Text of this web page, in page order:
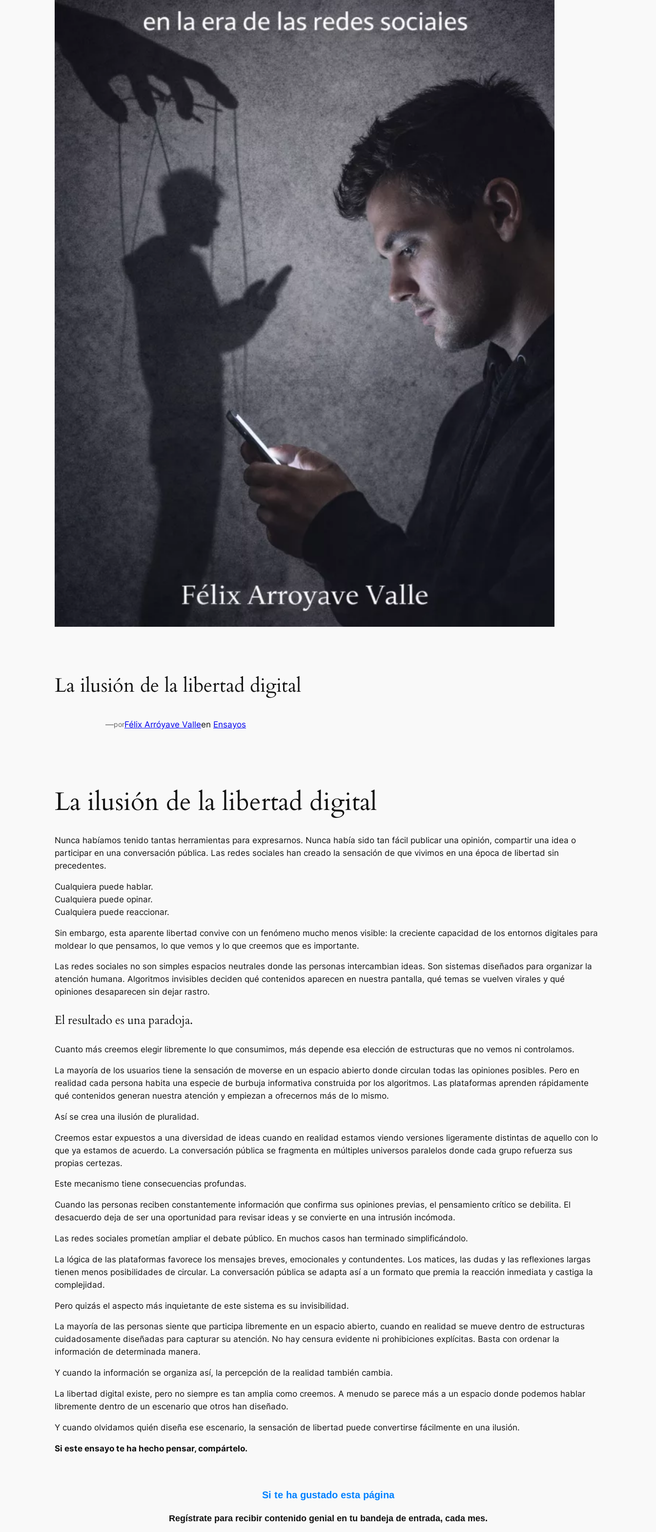
La ilusión de la libertad digital
—porFélix Arróyave Valleen Ensayos
La ilusión de la libertad digital
Nunca habíamos tenido tantas herramientas para expresarnos. Nunca había sido tan fácil publicar una opinión, compartir una idea o
participar en una conversación pública. Las redes sociales han creado la sensación de que vivimos en una época de libertad sin
precedentes.
Cualquiera puede hablar.
Cualquiera puede opinar.
Cualquiera puede reaccionar.
Sin embargo, esta aparente libertad convive con un fenómeno mucho menos visible: la creciente capacidad de los entornos digitales para
moldear lo que pensamos, lo que vemos y lo que creemos que es importante.
Las redes sociales no son simples espacios neutrales donde las personas intercambian ideas. Son sistemas diseñados para organizar la
atención humana. Algoritmos invisibles deciden qué contenidos aparecen en nuestra pantalla, qué temas se vuelven virales y qué
opiniones desaparecen sin dejar rastro.
El resultado es una paradoja.
Cuanto más creemos elegir libremente lo que consumimos, más depende esa elección de estructuras que no vemos ni controlamos.
La mayoría de los usuarios tiene la sensación de moverse en un espacio abierto donde circulan todas las opiniones posibles. Pero en
realidad cada persona habita una especie de burbuja informativa construida por los algoritmos. Las plataformas aprenden rápidamente
qué contenidos generan nuestra atención y empiezan a ofrecernos más de lo mismo.
Así se crea una ilusión de pluralidad.
Creemos estar expuestos a una diversidad de ideas cuando en realidad estamos viendo versiones ligeramente distintas de aquello con lo
que ya estamos de acuerdo. La conversación pública se fragmenta en múltiples universos paralelos donde cada grupo refuerza sus
propias certezas.
Este mecanismo tiene consecuencias profundas.
Cuando las personas reciben constantemente información que confirma sus opiniones previas, el pensamiento crítico se debilita. El
desacuerdo deja de ser una oportunidad para revisar ideas y se convierte en una intrusión incómoda.
Las redes sociales prometían ampliar el debate público. En muchos casos han terminado simplificándolo.
La lógica de las plataformas favorece los mensajes breves, emocionales y contundentes. Los matices, las dudas y las reflexiones largas
tienen menos posibilidades de circular. La conversación pública se adapta así a un formato que premia la reacción inmediata y castiga la
complejidad.
Pero quizás el aspecto más inquietante de este sistema es su invisibilidad.
La mayoría de las personas siente que participa libremente en un espacio abierto, cuando en realidad se mueve dentro de estructuras
cuidadosamente diseñadas para capturar su atención. No hay censura evidente ni prohibiciones explícitas. Basta con ordenar la
información de determinada manera.
Y cuando la información se organiza así, la percepción de la realidad también cambia.
La libertad digital existe, pero no siempre es tan amplia como creemos. A menudo se parece más a un espacio donde podemos hablar
libremente dentro de un escenario que otros han diseñado.
Y cuando olvidamos quién diseña ese escenario, la sensación de libertad puede convertirse fácilmente en una ilusión.
Si este ensayo te ha hecho pensar, compártelo.
Si te ha gustado esta página
Regístrate para recibir contenido genial en tu bandeja de entrada, cada mes.